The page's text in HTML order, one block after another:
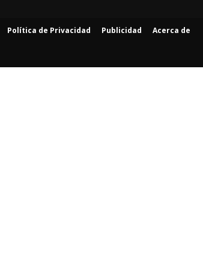
Política de Privacidad Publicidad Acerca de